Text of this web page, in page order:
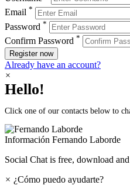
Email *
Password *
Confirm Password *
Register now
Already have an account?
×
Hello!
Click one of our contacts below to
Información Fernando Laborde
Social Chat is free, download
× ¿Cómo puedo ayudarte?